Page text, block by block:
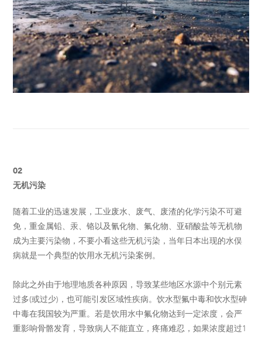
02
无机污染
随着工业的迅速发展，工业废水、废气、废渣的化学污染不可避
免，重金属铅、汞、铬以及氰化物、氟化物、亚硝酸盐等无机物
成为主要污染物，不要小看这些无机污染，当年日本出现的水俣
病就是一个典型的饮用水无机污染案例。
除此之外由于地理地质各种原因，导致某些地区水源中个别元素
过多(或过少)，也可能引发区域性疾病。饮水型氟中毒和饮水型砷
中毒在我国较为严重。若是饮用水中氟化物达到一定浓度，会严
重影响骨骼发育，导致病人不能直立，疼痛难忍，如果浓度超过1